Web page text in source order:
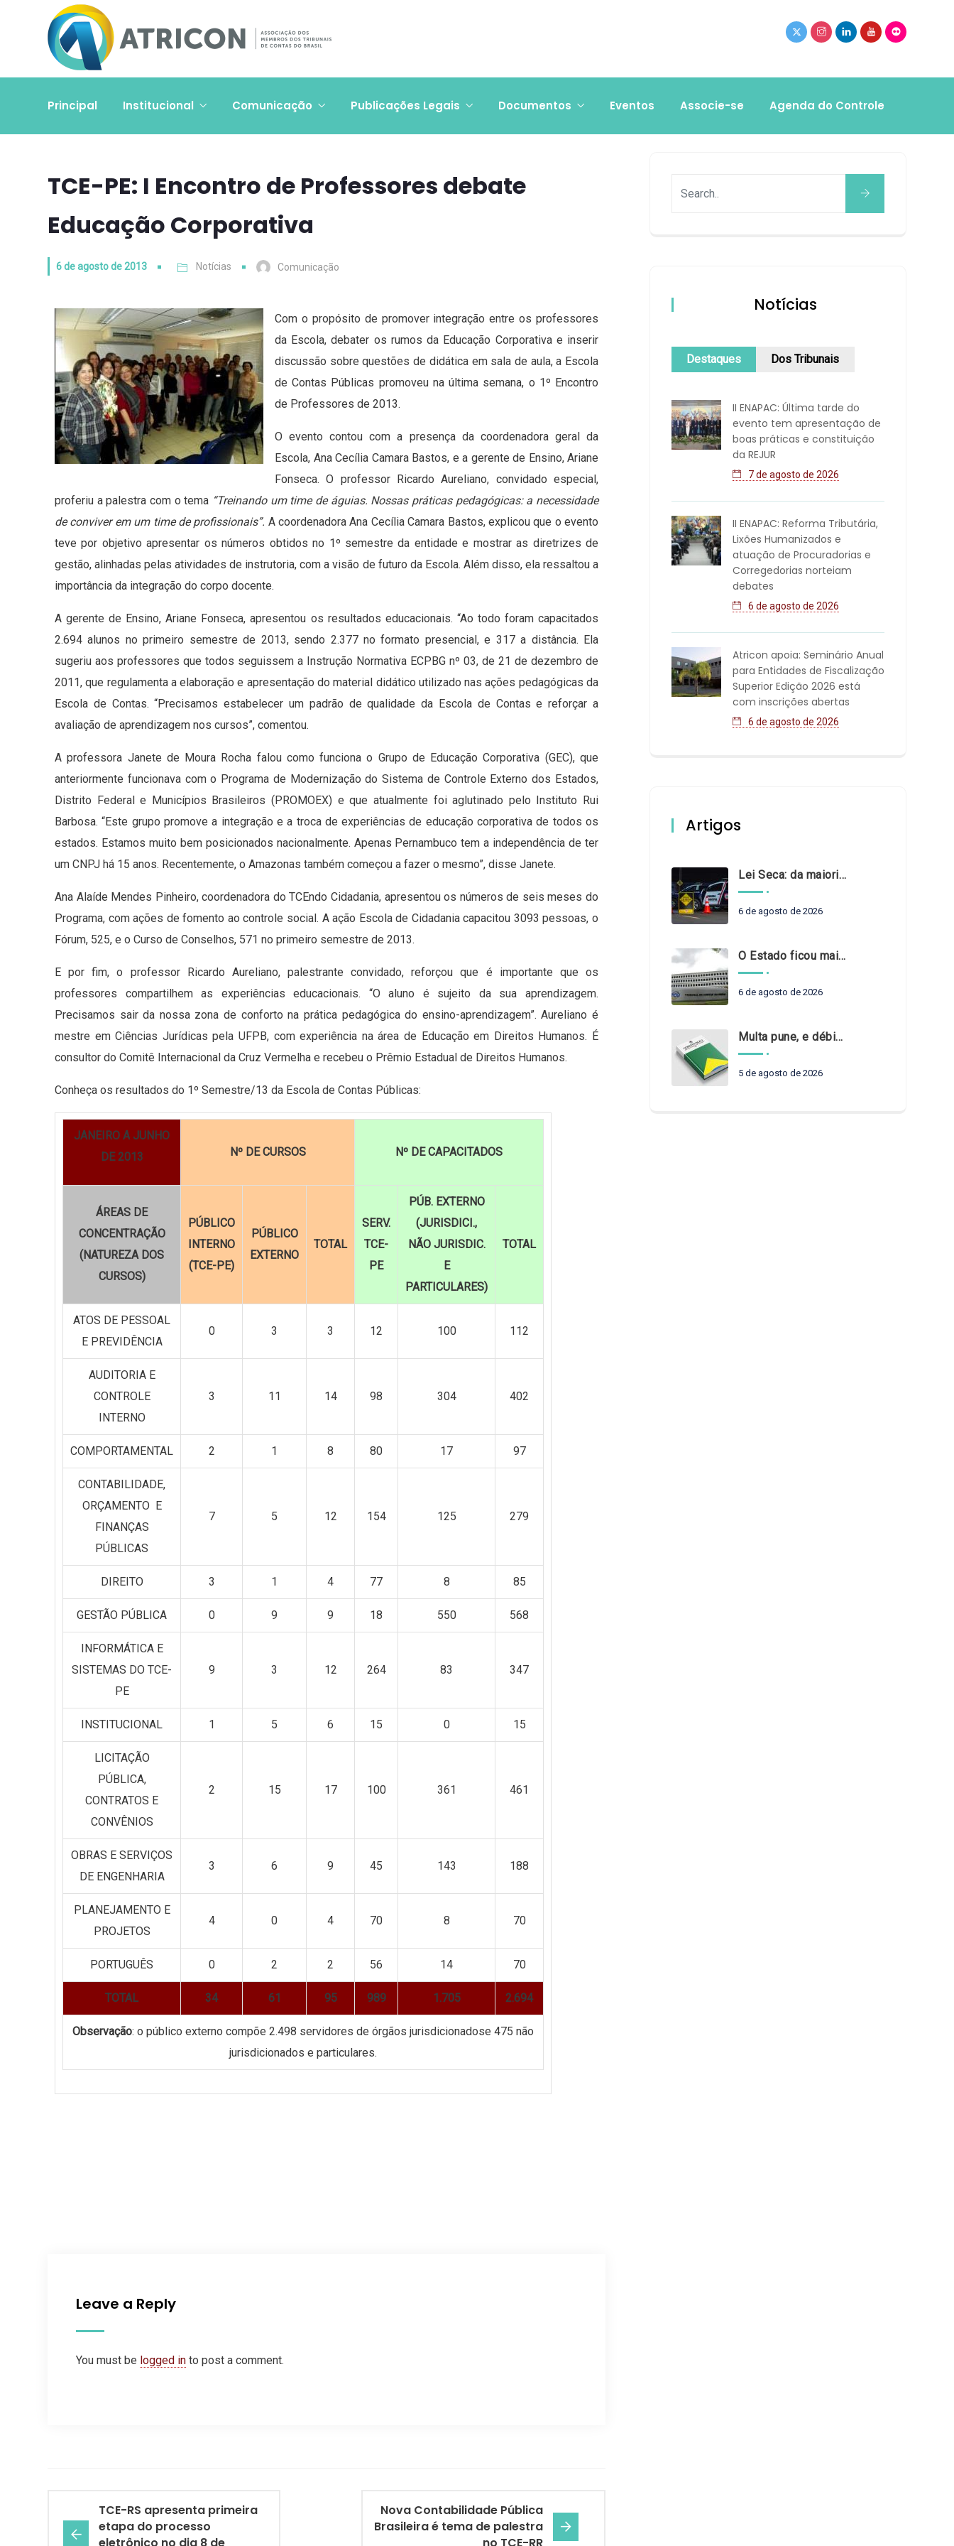
Principal Institucional Comunicação Publicações Legais Documentos Eventos Associe-se Agenda do Controle
TCE-PE: ​I Encontro de Professores debate
Educação Corporativa
6 de agosto de 2013 Notícias Comunicação
Com o propósito de promover integração entre os professores
da Escola, debater os rumos da Educação Corporativa e inserir
discussão sobre questões de didática em sala de aula, a Escola
de Contas Públicas promoveu na última semana, o 1º Encontro
de Professores de 2013.
O evento contou com a presença da coordenadora geral da
Escola, Ana Cecília Camara Bastos, e a gerente de Ensino, Ariane
Fonseca. O professor Ricardo Aureliano, convidado especial,
proferiu a palestra com o tema “Treinando um time de águias. Nossas práticas pedagógicas: a necessidade
de conviver em um time de profissionais”. A coordenadora Ana Cecília Camara Bastos, explicou que o evento
teve por objetivo apresentar os números obtidos no 1º semestre da entidade e mostrar as diretrizes de
gestão, alinhadas pelas atividades de instrutoria, com a visão de futuro da Escola. Além disso, ela ressaltou a
importância da integração do corpo docente.
A gerente de Ensino, Ariane Fonseca, apresentou os resultados educacionais. “Ao todo foram capacitados
2.694 alunos no primeiro semestre de 2013, sendo 2.377 no formato presencial, e 317 a distância. Ela
sugeriu aos professores que todos seguissem a Instrução Normativa ECPBG nº 03, de 21 de dezembro de
2011, que regulamenta a elaboração e apresentação do material didático utilizado nas ações pedagógicas da
Escola de Contas. “Precisamos estabelecer um padrão de qualidade da Escola de Contas e reforçar a
avaliação de aprendizagem nos cursos”, comentou.
A professora Janete de Moura Rocha falou como funciona o Grupo de Educação Corporativa (GEC), que
anteriormente funcionava com o Programa de Modernização do Sistema de Controle Externo dos Estados,
Distrito Federal e Municípios Brasileiros (PROMOEX) e que atualmente foi aglutinado pelo Instituto Rui
Barbosa. “Este grupo promove a integração e a troca de experiências de educação corporativa de todos os
estados. Estamos muito bem posicionados nacionalmente. Apenas Pernambuco tem a independência de ter
um CNPJ há 15 anos. Recentemente, o Amazonas também começou a fazer o mesmo”, disse Janete.
Ana Alaíde Mendes Pinheiro, coordenadora do TCEndo Cidadania, apresentou os números de seis meses do
Programa, com ações de fomento ao controle social. A ação Escola de Cidadania capacitou 3093 pessoas, o
Fórum, 525, e o Curso de Conselhos, 571 no primeiro semestre de 2013.
E por fim, o professor Ricardo Aureliano, palestrante convidado, reforçou que é importante que os
professores compartilhem as experiências educacionais. “O aluno é sujeito da sua aprendizagem.
Precisamos sair da nossa zona de conforto na prática pedagógica do ensino-aprendizagem”. Aureliano é
mestre em Ciências Jurídicas pela UFPB, com experiência na área de Educação em Direitos Humanos. É
consultor do Comitê Internacional da Cruz Vermelha e recebeu o Prêmio Estadual de Direitos Humanos.
Conheça os resultados do 1º Semestre/13 da Escola de Contas Públicas:
JANEIRO A JUNHO
DE 2013
Nº DE CURSOS Nº DE CAPACITADOS
ÁREAS DE
CONCENTRAÇÃO
(NATUREZA DOS
CURSOS)
PÚBLICO
INTERNO
(TCE-PE)
PÚBLICO
EXTERNO
TOTAL
SERV.
TCE-
PE
PÚB. EXTERNO
(JURISDICI.,
NÃO JURISDIC.
E
PARTICULARES)
TOTAL
ATOS DE PESSOAL
E PREVIDÊNCIA
0 3 3 12 100 112
AUDITORIA E
CONTROLE
INTERNO
3 11 14 98 304 402
COMPORTAMENTAL 2 1 8 80 17 97
CONTABILIDADE,
ORÇAMENTO E
FINANÇAS
PÚBLICAS
7 5 12 154 125 279
DIREITO 3 1 4 77 8 85
GESTÃO PÚBLICA 0 9 9 18 550 568
INFORMÁTICA E
SISTEMAS DO TCE-
PE
9 3 12 264 83 347
INSTITUCIONAL 1 5 6 15 0 15
LICITAÇÃO
PÚBLICA,
CONTRATOS E
CONVÊNIOS
2 15 17 100 361 461
OBRAS E SERVIÇOS
DE ENGENHARIA
3 6 9 45 143 188
PLANEJAMENTO E
PROJETOS
4 0 4 70 8 70
PORTUGUÊS 0 2 2 56 14 70
TOTAL 34 61 95 989 1.705 2.694
Observação: o público externo compõe 2.498 servidores de órgãos jurisdicionadose 475 não
jurisdicionados e particulares.
Leave a Reply
You must be logged in to post a comment.
TCE-RS apresenta primeira
etapa do processo
Nova Contabilidade Pública
Brasileira é tema de palestra
Notícias
Destaques Dos Tribunais
II ENAPAC: Última tarde do
evento tem apresentação de
boas práticas e constituição
da REJUR
7 de agosto de 2026
II ENAPAC: Reforma Tributária,
Lixões Humanizados e
atuação de Procuradorias e
Corregedorias norteiam
debates
6 de agosto de 2026
Atricon apoia: Seminário Anual
para Entidades de Fiscalização
Superior Edição 2026 está
com inscrições abertas
6 de agosto de 2026
Artigos
Lei Seca: da maioridade à maturidade
6 de agosto de 2026
O Estado ficou mais complexo. O controle precisa acompanhar
6 de agosto de 2026
Multa pune, e débito recompõe. § 3º do art. 71 da Constituição: um problema de legística formal
5 de agosto de 2026